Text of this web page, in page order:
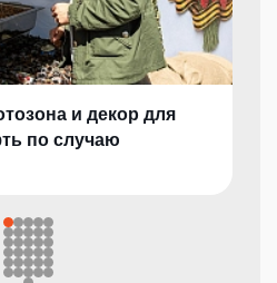
и декор для
по случаю